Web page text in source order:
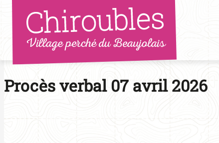
Aller
au
contenu
Procès verbal 07 avril 2026